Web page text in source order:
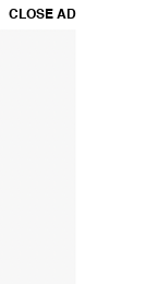
CLOSE AD